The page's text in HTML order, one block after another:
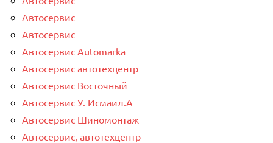
Автосервис
Автосервис
Автосервис Automarka
Автосервис автотехцентр
Автосервис Восточный
Автосервис У. Исмаил.А
Автосервис Шиномонтаж
Автосервис, автотехцентр